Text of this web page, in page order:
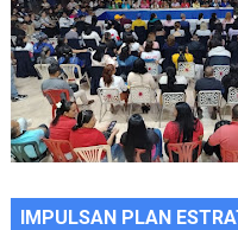
IMPULSAN PLAN